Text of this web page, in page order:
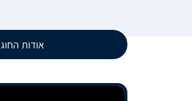
אודות החוג